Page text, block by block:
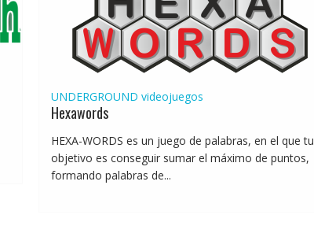
UNDERGROUND videojuegos
Hexawords
HEXA-WORDS es un juego de palabras, en el que tu
objetivo es conseguir sumar el máximo de puntos,
formando palabras de...